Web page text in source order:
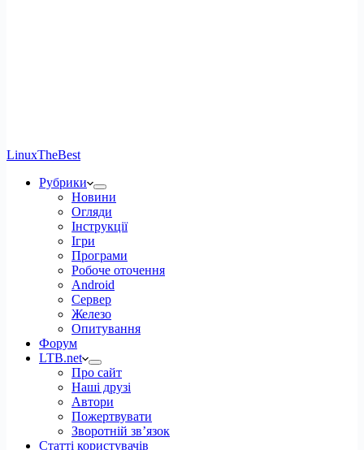
LinuxTheBest
Рубрики
Новини
Огляди
Інструкції
Ігри
Програми
Робоче оточення
Android
Сервер
Железо
Опитування
Форум
LTB.net
Про сайт
Наші друзі
Автори
Пожертвувати
Зворотній зв’язок
Статті користувачів